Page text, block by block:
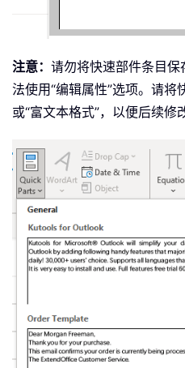
注意： 请勿将快速部件条目保
法使用“编辑属性”选项。请将
或“富文本格式”，以便后续修